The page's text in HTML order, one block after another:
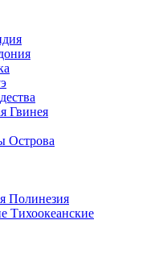
Гвинея
Острова
Полинезия
Тихоокеанские